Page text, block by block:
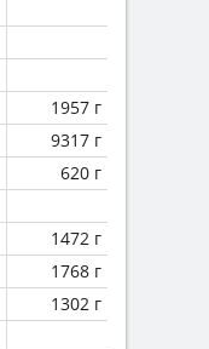
1957 г
9317 г
620 г
1472 г
1768 г
1302 г